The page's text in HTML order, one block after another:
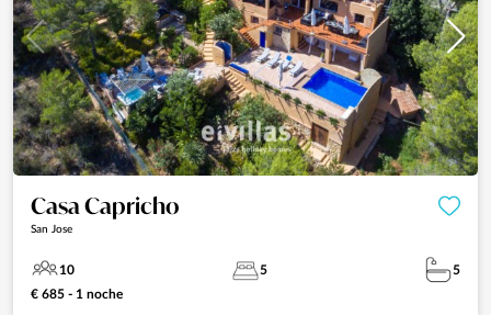
Casa Capricho
San Jose
10 5
5
€ 685 - 1 noche